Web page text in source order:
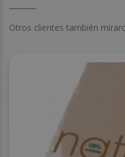
Otros clientes también